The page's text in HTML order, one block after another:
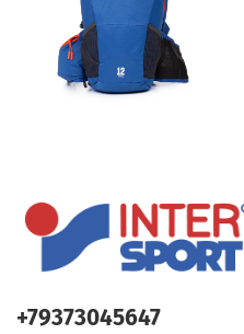
+79373045647